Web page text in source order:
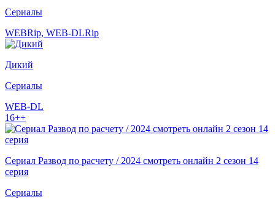
Сериалы
WEBRip, WEB-DLRip
Дикий
Сериалы
WEB-DL
16++
Сериал Развод по расчету / 2024 смотреть онлайн 2 сезон 14
серия
Сериалы